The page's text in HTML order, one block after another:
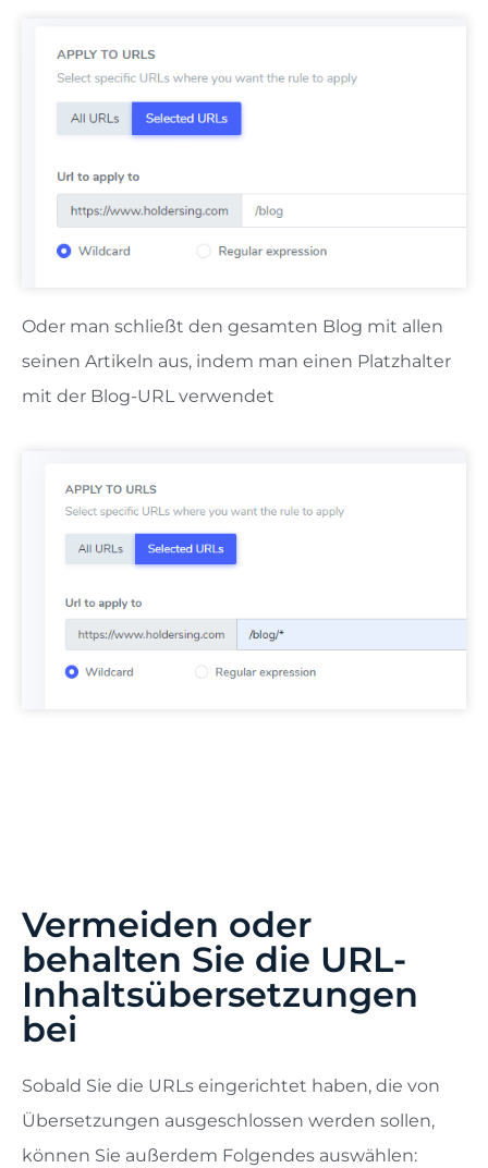
Oder man schließt den gesamten Blog mit allen
seinen Artikeln aus, indem man einen Platzhalter
mit der Blog-URL verwendet
Vermeiden oder
behalten Sie die URL-
Inhaltsübersetzungen
bei
Sobald Sie die URLs eingerichtet haben, die von
Übersetzungen ausgeschlossen werden sollen,
können Sie außerdem Folgendes auswählen: